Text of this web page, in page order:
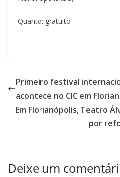
Quanto: gratuito
Primeiro festival
acontece no CIC em
Em Florianópolis, Teatro
por
Deixe um